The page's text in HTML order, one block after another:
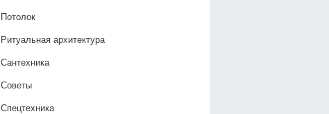
Потолок
Ритуальная архитектура
Сантехника
Советы
Спецтехника